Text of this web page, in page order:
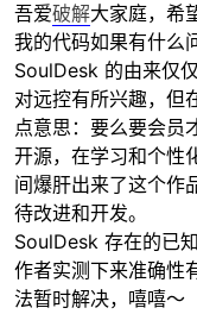
破
解
吾爱破解大家庭，希
我的代码如果有什么
SoulDesk 的由来仅
对远控有所兴趣，但
点意思：要么要会员
开源，在学习和个性
间爆肝出来了这个作
待改进和开发。
SoulDesk 存在的已
作者实测下来准确性
法暂时解决，嘻嘻～